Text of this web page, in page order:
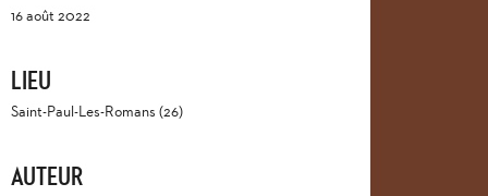
16 août 2022
LIEU
Saint-Paul-Les-Romans (26)
AUTEUR